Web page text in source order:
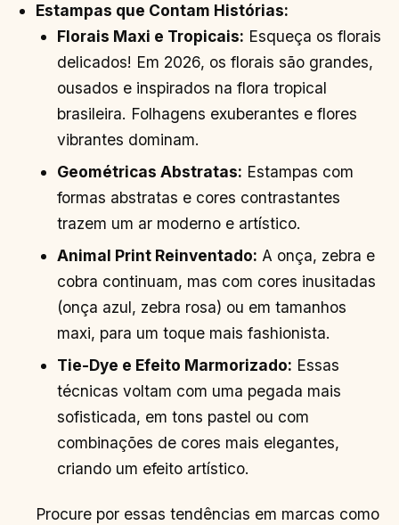
Estampas que Contam Histórias:
Florais Maxi e Tropicais: Esqueça os florais
delicados! Em 2026, os florais são grandes,
ousados e inspirados na flora tropical
brasileira. Folhagens exuberantes e flores
vibrantes dominam.
Geométricas Abstratas: Estampas com
formas abstratas e cores contrastantes
trazem um ar moderno e artístico.
Animal Print Reinventado: A onça, zebra e
cobra continuam, mas com cores inusitadas
(onça azul, zebra rosa) ou em tamanhos
maxi, para um toque mais fashionista.
Tie-Dye e Efeito Marmorizado: Essas
técnicas voltam com uma pegada mais
sofisticada, em tons pastel ou com
combinações de cores mais elegantes,
criando um efeito artístico.
Procure por essas tendências em marcas como